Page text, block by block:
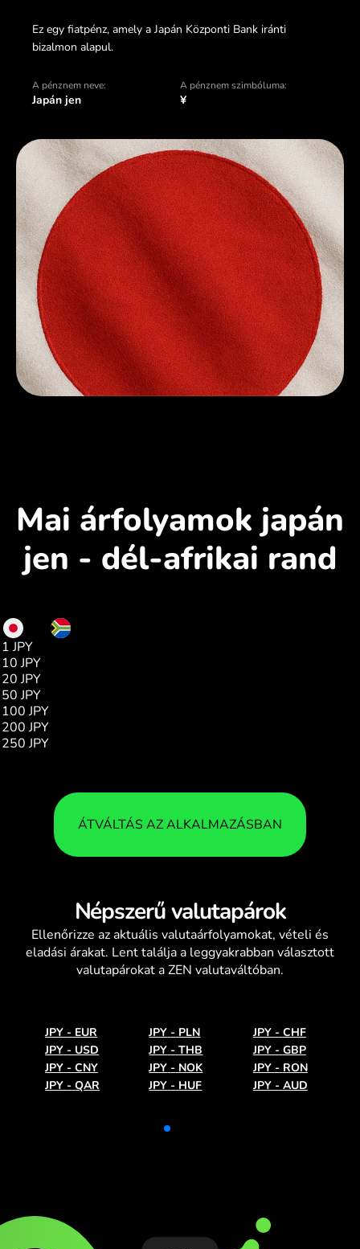
Ez egy fiatpénz, amely a Japán Központi Bank iránti
bizalmon alapul.
A pénznem neve:
Japán jen
A pénznem szimbóluma:
¥
Mai árfolyamok japán
jen - dél-afrikai rand
1 JPY
10 JPY
20 JPY
50 JPY
100 JPY
200 JPY
250 JPY
ÁTVÁLTÁS AZ ALKALMAZÁSBAN
Népszerű valutapárok
Ellenőrizze az aktuális valutaárfolyamokat, vételi és
eladási árakat. Lent találja a leggyakrabban választott
valutapárokat a ZEN valutaváltóban.
JPY - EUR JPY - PLN JPY - CHF
JPY - USD JPY - THB JPY - GBP
JPY - CNY JPY - NOK JPY - RON
JPY - QAR JPY - HUF JPY - AUD